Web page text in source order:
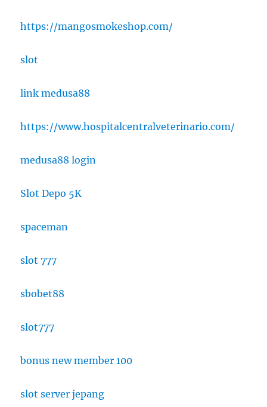
https://mangosmokeshop.com/
slot
link medusa88
https://www.hospitalcentralveterinario.com/
medusa88 login
Slot Depo 5K
spaceman
slot 777
sbobet88
slot777
bonus new member 100
slot server jepang